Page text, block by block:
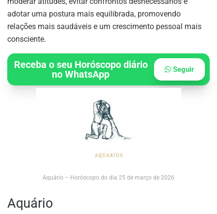
adotar uma postura mais equilibrada, promovendo
relações mais saudáveis e um crescimento pessoal mais
consciente.
Receba o seu Horóscopo diário
no WhatsApp
Seguir
Aquário – Horóscopo do dia 25 de março de 2026
Aquário